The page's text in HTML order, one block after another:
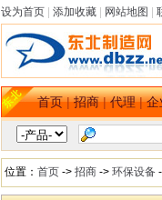
设为首页 添加收藏 网站地图
首页|招商|代理|企
位置： 首页 -> 招商 -> 环保设备